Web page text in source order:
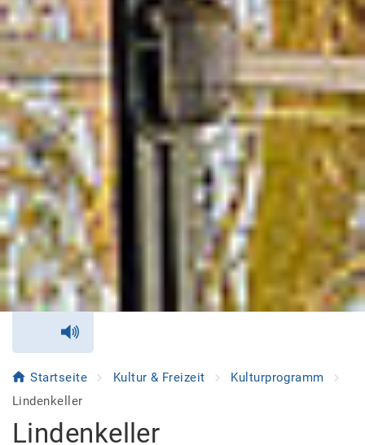
Startseite Kultur & Freizeit
Kulturprogramm
Lindenkeller
Lindenkeller